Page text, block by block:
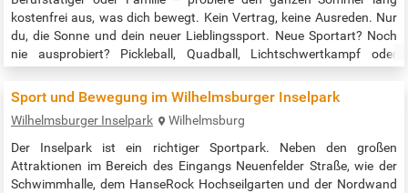
kostenfrei aus, was dich bewegt. Kein Vertrag, keine Ausreden. Nur
du, die Sonne und dein neuer Lieblingssport. Neue Sportart? Noch
nie ausprobiert? Pickleball, Quadball, Lichtschwertkampf oder
Hamburger Sportvereinen kannst du dich durch verschiedenste
Sportarten…
Sport und Bewegung im Wilhelmsburger Inselpark
Wilhelmsburger Inselpark
Wilhelmsburg
Der Inselpark ist ein richtiger Sportpark. Neben den großen
Attraktionen im Bereich des Eingangs Neuenfelder Straße, wie der
Schwimmhalle, dem HanseRock Hochseilgarten und der Nordwand